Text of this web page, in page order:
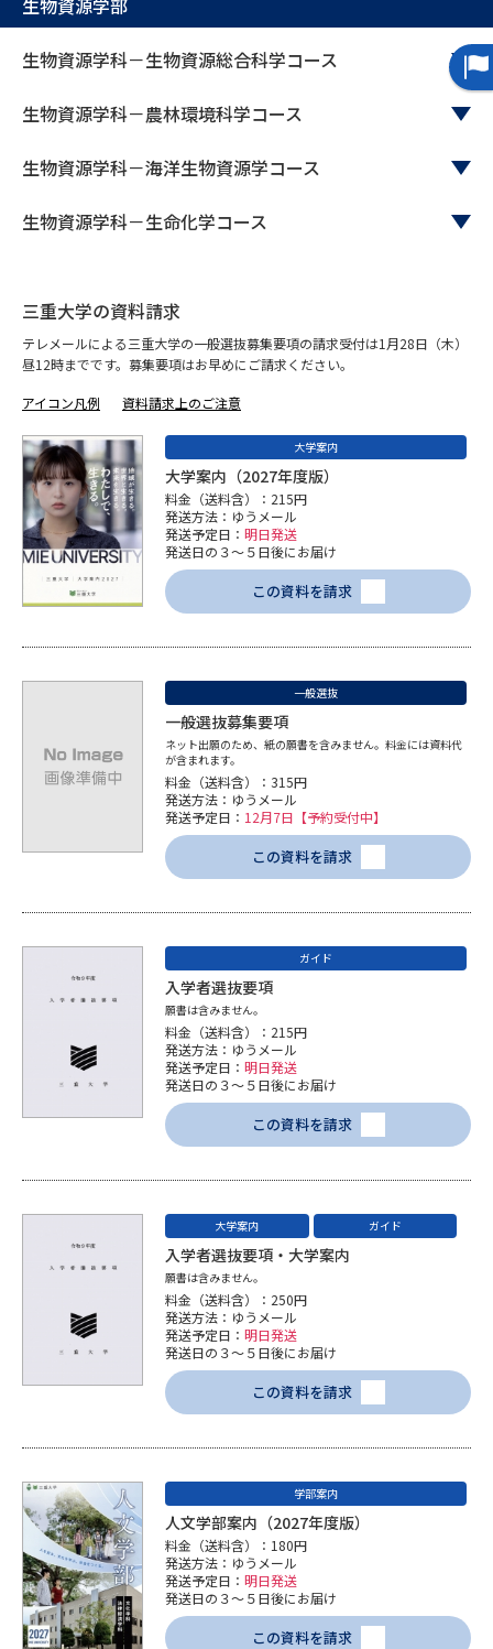
生物資源学科－生物資源総合科学コース
生物資源学科－農林環境科学コース
生物資源学科－海洋生物資源学コース
生物資源学科－生命化学コース
三重大学の資料請求
テレメールによる三重大学の一般選抜募集要項の請求受付は1月28日（木）
昼12時までです。募集要項はお早めにご請求ください。
アイコン凡例 資料請求上のご注意
大学案内
大学案内（2027年度版）
料金（送料含）：215円
発送方法：ゆうメール
発送予定日： 明日発送
発送日の３～５日後にお届け
この資料を請求
一般選抜
一般選抜募集要項
ネット出願のため、紙の願書を含みません。料金には資料代
が含まれます。
料金（送料含）：315円
発送方法：ゆうメール
発送予定日： 12月7日【予約受付中】
この資料を請求
ガイド
入学者選抜要項
願書は含みません。
料金（送料含）：215円
発送方法：ゆうメール
発送予定日： 明日発送
発送日の３～５日後にお届け
この資料を請求
大学案内 ガイド
入学者選抜要項・大学案内
願書は含みません。
料金（送料含）：250円
発送方法：ゆうメール
発送予定日： 明日発送
発送日の３～５日後にお届け
この資料を請求
学部案内
人文学部案内（2027年度版）
料金（送料含）：180円
発送方法：ゆうメール
発送予定日： 明日発送
発送日の３～５日後にお届け
この資料を請求